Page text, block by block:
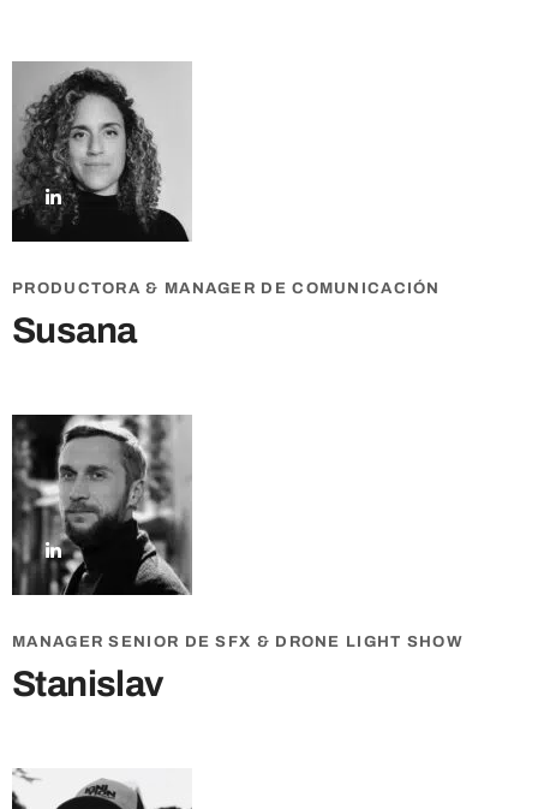
PRODUCTORA & MANAGER DE COMUNICACIÓN
Susana
MANAGER SENIOR DE SFX & DRONE LIGHT SHOW
Stanislav